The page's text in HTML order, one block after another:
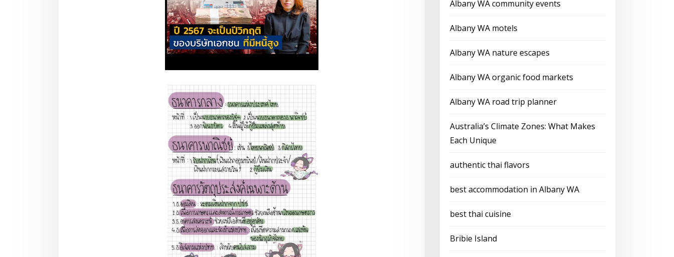
Albany WA community events
Albany WA motels
Albany WA nature escapes
Albany WA organic food markets
Albany WA road trip planner
Australia’s Climate Zones: What Makes
Each Unique
authentic thai flavors
best accommodation in Albany WA
best thai cuisine
Bribie Island